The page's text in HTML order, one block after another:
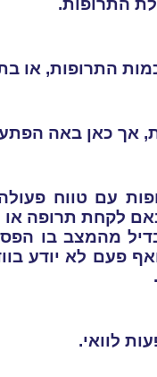
התרופות.
התרופות, או
אך כאן באה
עם טווח
לקחת תרופה או
מהמצב בו
פעם לא יודע
לוואי.